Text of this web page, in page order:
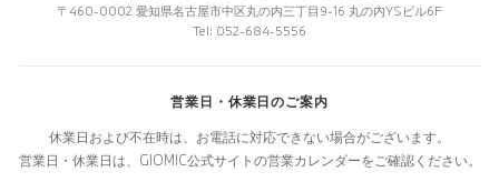
〒460-0002 愛知県名古屋市中区丸の内三丁目9-16 丸の内YSビル6F
Tel: 052-684-5556
営業日・休業日のご案内
休業日および不在時は、お電話に対応できない場合がございます。
営業日・休業日は、GIOMIC公式サイトの営業カレンダーをご確認ください。